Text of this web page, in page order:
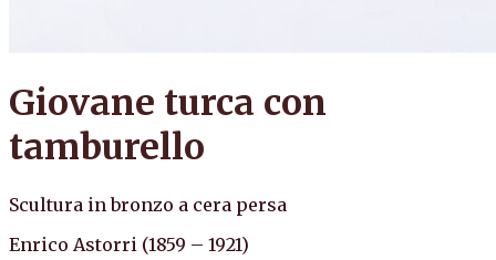
Giovane turca con
tamburello
Scultura in bronzo a cera persa
Enrico Astorri (1859 – 1921)